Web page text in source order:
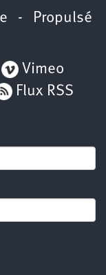
- Propulsé
Vimeo
Flux RSS